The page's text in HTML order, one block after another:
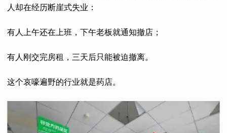
人却在经历断崖式失业：
有人上午还在上班，下午老板就通知撤店；
有人刚交完房租，三天后只能被迫撤离。
这个哀嚎遍野的行业就是药店。